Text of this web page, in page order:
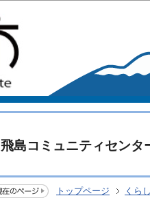
飛島コミュニティセンタ
トップページ くらし